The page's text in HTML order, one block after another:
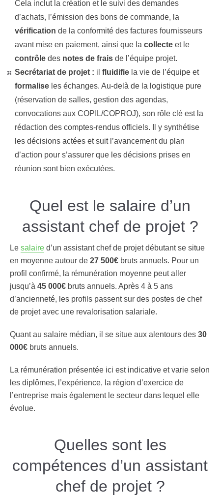
Cela inclut la création et le suivi des demandes
d’achats, l’émission des bons de commande, la
vérification de la conformité des factures fournisseurs
avant mise en paiement, ainsi que la collecte et le
contrôle des notes de frais de l’équipe projet.
Secrétariat de projet : il fluidifie la vie de l’équipe et
formalise les échanges. Au-delà de la logistique pure
(réservation de salles, gestion des agendas,
convocations aux COPIL/COPROJ), son rôle clé est la
rédaction des comptes-rendus officiels. Il y synthétise
les décisions actées et suit l’avancement du plan
d’action pour s’assurer que les décisions prises en
réunion sont bien exécutées.
Quel est le salaire d’un
assistant chef de projet ?
Le salaire d’un assistant chef de projet débutant se situe
en moyenne autour de 27 500€ bruts annuels. Pour un
profil confirmé, la rémunération moyenne peut aller
jusqu’à 45 000€ bruts annuels. Après 4 à 5 ans
d’ancienneté, les profils passent sur des postes de chef
de projet avec une revalorisation salariale.
Quant au salaire médian, il se situe aux alentours des 30
000€ bruts annuels.
La rémunération présentée ici est indicative et varie selon
les diplômes, l’expérience, la région d’exercice de
l’entreprise mais également le secteur dans lequel elle
évolue.
Quelles sont les
compétences d’un assistant
chef de projet ?